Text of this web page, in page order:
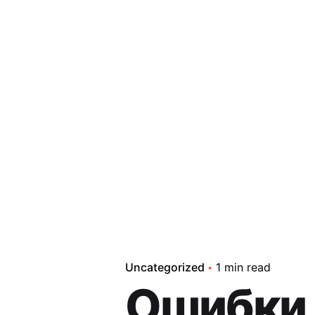
Uncategorized 1 min read